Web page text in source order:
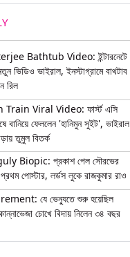
Bathtub Video: ইন্টারনেটে
নতুন ভিডিও ভাইরাল, ইনস্টাগ্রামে বাথটাব
রিল
Viral Video: ফার্স্ট এসি
বানিয়ে ফেললেন 'হানিমুন সুইট', ভাইরাল
তুমুল বিতর্ক
Biopic: প্রকাশ পেল সৌরভের
পোস্টার, লর্ডস লুকে রাজকুমার রাও
যে ভেন্যুতে শুরু হয়েছিল
চোখে বিদায় নিলেন ৩৪ বছর